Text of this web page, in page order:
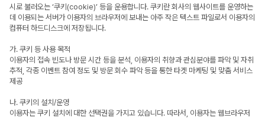
시로 불러오는 ‘쿠키(cookie)’ 등을 운용합니다. 쿠키란 회사의 웹사이트를 운영하는
데 이용되는 서버가 이용자의 브라우저에 보내는 아주 작은 텍스트 파일로서 이용자의
컴퓨터 하드디스크에 저장됩니다.
가. 쿠키 등 사용 목적
이용자의 접속 빈도나 방문 시간 등을 분석, 이용자의 취향과 관심분야를 파악 및 자취
추적, 각종 이벤트 참여 정도 및 방문 회수 파악 등을 통한 타겟 마케팅 및 맞춤 서비스
제공
나. 쿠키의 설치/운영
이용자는 쿠키 설치에 대한 선택권을 가지고 있습니다. 따라서, 이용자는 웹브라우저